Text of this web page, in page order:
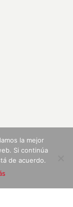
de Privacidad
Frucomedia
la mejor
Si continúa
de acuerdo.